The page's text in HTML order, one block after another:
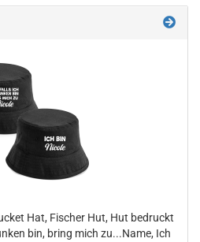
Hat, Fischer Hut, Hut bedruckt
bin, bring mich zu...Name, Ich